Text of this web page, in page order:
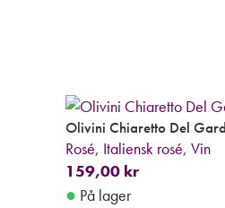
Olivini Chiaretto Del
Rosé, Italiensk rosé, Vin
159,00 kr
● På lager